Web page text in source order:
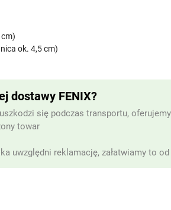
ok. 4,5 cm)
dostawy FENIX?
się podczas transportu,
towar
uwzględni reklamację, załatwiamy to